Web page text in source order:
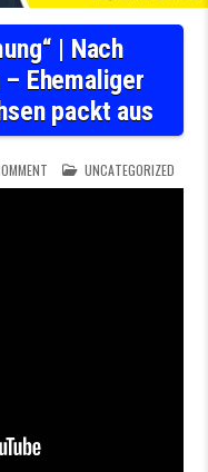
| Nach
Ehemaliger
packt aus
ON FDP:POSTED IN
UNCATEGORIZED